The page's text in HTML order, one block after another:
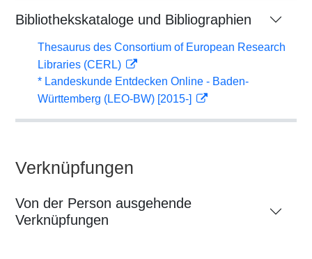
Bibliothekskataloge und Bibliographien
Thesaurus des Consortium of European Research
Libraries (CERL)
* Landeskunde Entdecken Online - Baden-
Württemberg (LEO-BW) [2015-]
Verknüpfungen
Von der Person ausgehende
Verknüpfungen